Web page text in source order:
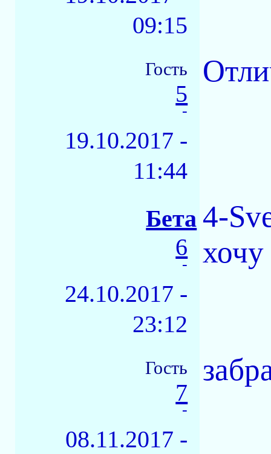
09:15
Гость
5
-
19.10.2017 -
11:44
Бета
6
-
24.10.2017 -
23:12
4-
хочу
Гость
7
-
08.11.2017 -